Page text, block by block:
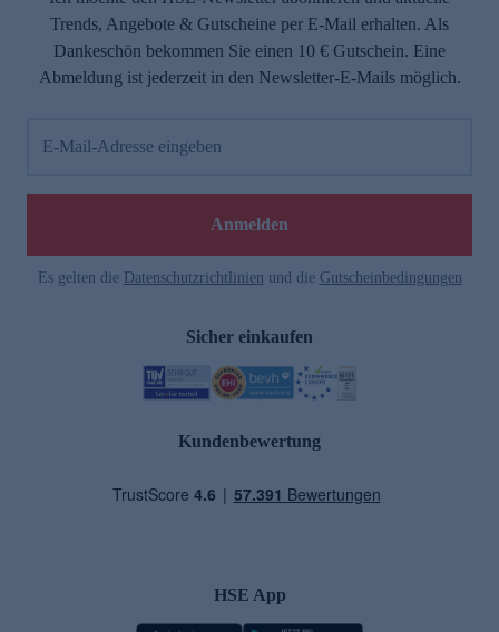
Trends, Angebote & Gutscheine per E-Mail erhalten. Als
Dankeschön bekommen Sie einen 10 € Gutschein. Eine
Abmeldung ist jederzeit in den Newsletter-E-Mails möglich.
E-Mail-Adresse eingeben
Anmelden
Es gelten die Datenschutzrichtlinien und die Gutscheinbedingungen
Sicher einkaufen
Kundenbewertung
HSE App